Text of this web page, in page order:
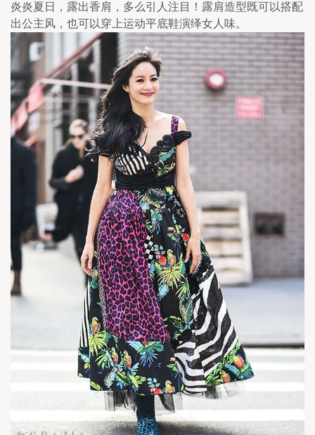
炎炎夏日，露出香肩，多么引人注目！露肩造型既可以搭配
出公主风，也可以穿上运动平底鞋演绎女人味。